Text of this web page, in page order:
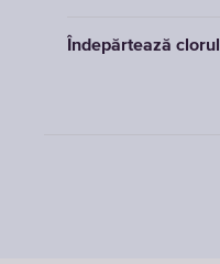
Îndepărtează clorul